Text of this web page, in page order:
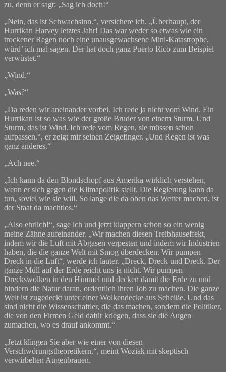
zu, denn er sagt: „Sag ich doch!“
„Nein, das ist Schwachsinn.“, versichere ich. „Überhaupt, der
Hurrikan Harvey letztes Jahr! Das war weder so etwas wie ein
trockener Regen noch eine unausgewachsene Mini-Katastrophe,
würd’ ich mal sagen. Der hat doch ganz Puerto Rico zum Beispiel
verwüstet.“
„Wind.“
„Was?“
„Da reden wir aneinander vorbei. Ich rede ja nicht vom Wind. Ein
Hurrikan ist so was wie der große Bruder von einem Sturm. Und
Sturm, das ist Wind. Ich rede vom Regen, sie müssen schon
aufpassen.“, er zeigt mir seinen Zeigefinger. „Und Regen ist was
ganz anderes.“
„Ach nee.“
„Ich kann da den Blondschopf aus Amerika wirklich verstehen,
wenn er sich gegen die Klimapolitik stellt. Die Regierung kann da
tun, soviel wie sie will. So lange die da oben das Wetter machen, ist
der Staat da machtlos.“
„Also ehrlich!“, sage ich und jetzt klappern schon so ein wenig
meine Zähne aufeinander. „Wir machen diesen Treibhauseffekt,
indem wir die Luft mit Abgasen verpesten und indem wir Industrien
haben, die die ganze Welt mit Smog überdecken. Wir pumpen
Dreck in die Luft“, werde ich lauter. „Dreck, Dreck und Dreck. Der
ganze Müll auf der Erde reicht uns ja nicht. Wir pumpen
Dreckswolken in den Himmel und decken damit die Erde zu und
hindern die Natur daran, ordentlich ihren Job zu machen. Die ganze
Welt ist zugedeckt unter einer Wolkendecke aus Scheiße. Und das
sind nicht die Wissenschaftler, die das machen, sondern die Politiker,
die von den Firmen Geld dafür kriegen, dass sie die Augen
zumachen, wo es drauf ankommt.“
„Jetzt klingen Sie aber wie einer von diesen
Verschwörungstheoretikern.“, meint Woziak mit skeptisch
verwirbelten Augenbrauen.